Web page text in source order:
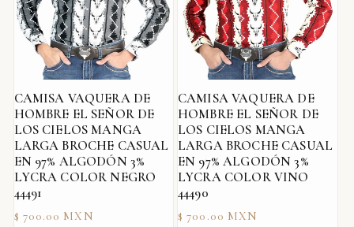
CAMISA VAQUERA DE
HOMBRE EL SEÑOR DE
LOS CIELOS MANGA
LARGA BROCHE CASUAL
EN 97% ALGODÓN 3%
LYCRA COLOR NEGRO
44491
Precio
$ 700.00 MXN
CAMISA VAQUERA DE
HOMBRE EL SEÑOR DE
LOS CIELOS MANGA
LARGA BROCHE CASUAL
EN 97% ALGODÓN 3%
LYCRA COLOR VINO
44490
Precio
$ 700.00 MXN